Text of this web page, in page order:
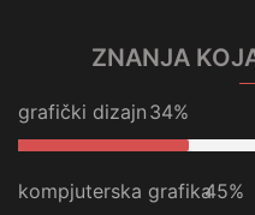
ZNANJA
grafički dizajn 34%
kompjuterska grafika45%